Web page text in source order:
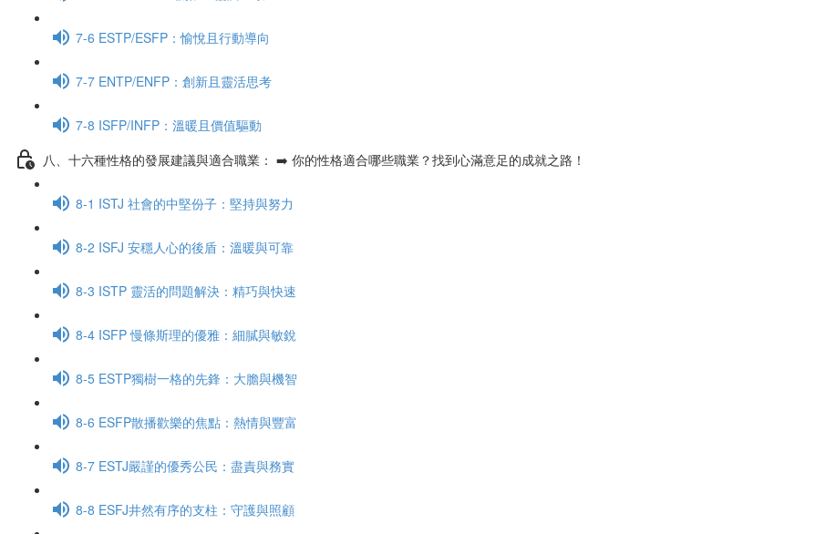
7-6 ESTP/ESFP：愉悅且行動導向
7-7 ENTP/ENFP：創新且靈活思考
7-8 ISFP/INFP：溫暖且價值驅動
八、十六種性格的發展建議與適合職業： ➡️ 你的性格適合哪些職業？找到心滿意足的成就之路！
8-1 ISTJ 社會的中堅份子：堅持與努力
8-2 ISFJ 安穩人心的後盾：溫暖與可靠
8-3 ISTP 靈活的問題解決：精巧與快速
8-4 ISFP 慢條斯理的優雅：細膩與敏銳
8-5 ESTP獨樹一格的先鋒：大膽與機智
8-6 ESFP散播歡樂的焦點：熱情與豐富
8-7 ESTJ嚴謹的優秀公民：盡責與務實
8-8 ESFJ井然有序的支柱：守護與照顧